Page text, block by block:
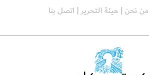
من نحن | هيئة التحرير | اتصل بنا